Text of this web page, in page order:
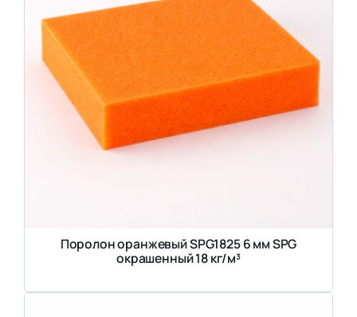
Поролон оранжевый SPG1825 6 мм SPG
окрашенный 18 кг/м³